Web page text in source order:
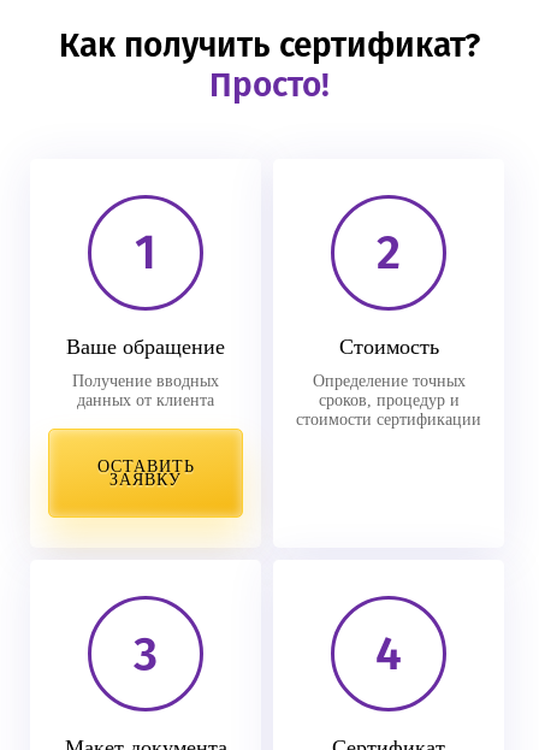
Как получить сертификат?
Просто!
1
Ваше обращение
Получение вводных
данных от клиента
ОСТАВИТЬ
ЗАЯВКУ
2
Стоимость
Определение точных
сроков, процедур и
стоимости сертификации
3 4